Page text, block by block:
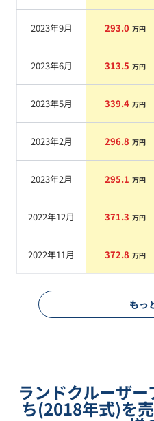
2023年9月 293.0 万円
2023年6月 313.5 万円
2023年5月 339.4 万円
2023年2月 296.8 万円
2023年2月 295.1 万円
2022年12月 371.3 万円
2022年11月 372.8 万円
もっ
ランドクルーザ
ち(2018年式)を